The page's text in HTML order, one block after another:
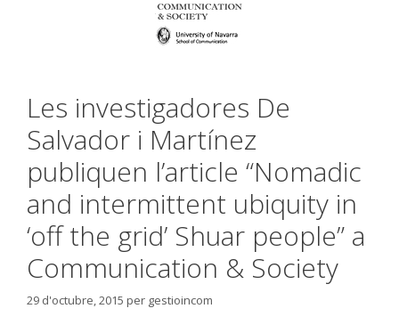
Les investigadores De
Salvador i Martínez
publiquen l’article “Nomadic
and intermittent ubiquity in
‘off the grid’ Shuar people” a
Communication & Society
29 d'octubre, 2015 per gestioincom